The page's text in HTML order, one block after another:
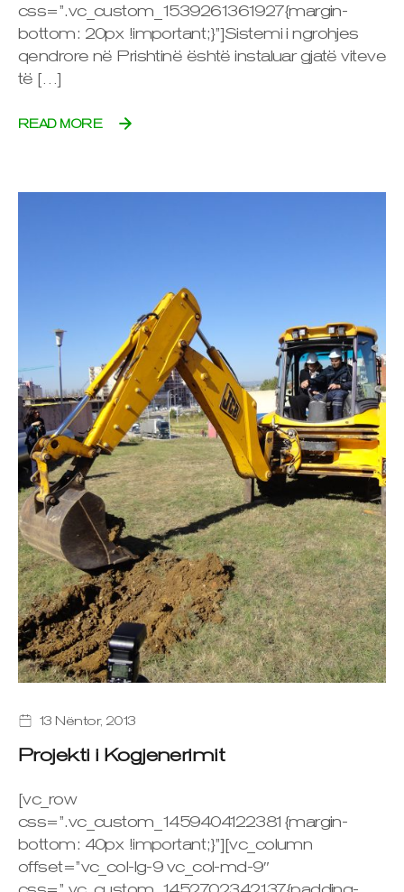
css=”.vc_custom_1539261361927{margin-
bottom: 20px !important;}”]Sistemi i ngrohjes
qendrore në Prishtinë është instaluar gjatë viteve
të […]
READ MORE
13 Nëntor, 2013
Projekti i Kogjenerimit
[vc_row
css=”.vc_custom_1459404122381{margin-
bottom: 40px !important;}”][vc_column
offset=”vc_col-lg-9 vc_col-md-9″